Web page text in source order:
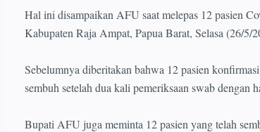
Hal ini disampaikan AFU saat melepas 12 pasien
Kabupaten Raja Ampat, Papua Barat, Selasa (26/5/
Sebelumnya diberitakan bahwa 12 pasien
sembuh setelah dua kali pemeriksaan swab dengan
Bupati AFU juga meminta 12 pasien yang telah